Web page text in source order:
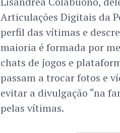
Articulações Digitais da
perfil das vítimas e
maioria é formada por
chats de jogos e
passam a trocar fotos e
evitar a divulgação “na
pelas vítimas.